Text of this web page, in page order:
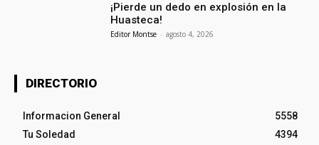
¡Pierde un dedo en explosión en la
Huasteca!
Editor Montse - agosto 4, 2026
DIRECTORIO
Informacion General
5558
Tu Soledad
4394